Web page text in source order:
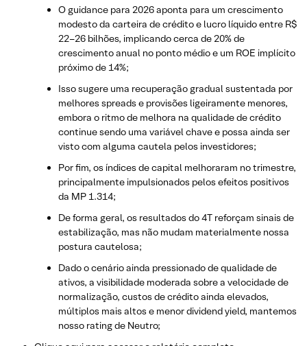
O guidance para 2026 aponta para um crescimento
modesto da carteira de crédito e lucro líquido entre R$
22–26 bilhões, implicando cerca de 20% de
crescimento anual no ponto médio e um ROE implícito
próximo de 14%;
Isso sugere uma recuperação gradual sustentada por
melhores spreads e provisões ligeiramente menores,
embora o ritmo de melhora na qualidade de crédito
continue sendo uma variável chave e possa ainda ser
visto com alguma cautela pelos investidores;
Por fim, os índices de capital melhoraram no trimestre,
principalmente impulsionados pelos efeitos positivos
da MP 1.314;
De forma geral, os resultados do 4T reforçam sinais de
estabilização, mas não mudam materialmente nossa
postura cautelosa;
Dado o cenário ainda pressionado de qualidade de
ativos, a visibilidade moderada sobre a velocidade de
normalização, custos de crédito ainda elevados,
múltiplos mais altos e menor dividend yield, mantemos
nosso rating de Neutro;